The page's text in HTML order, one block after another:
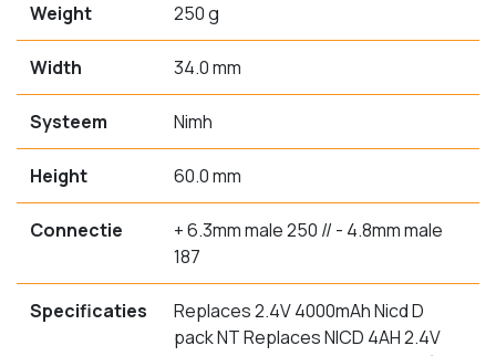
Weight 250 g
Width 34.0 mm
Systeem Nimh
Height 60.0 mm
Connectie
+ 6.3mm male 250 // - 4.8mm male
187
Specificaties
Replaces 2.4V 4000mAh Nicd D
pack NT Replaces NICD 4AH 2.4V